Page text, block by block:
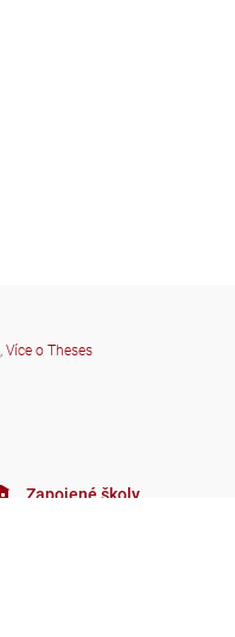
, Více o Theses
Zapojené školy